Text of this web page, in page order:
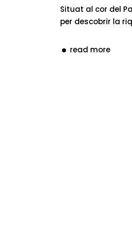
Situat al cor del
per descobrir la
read more